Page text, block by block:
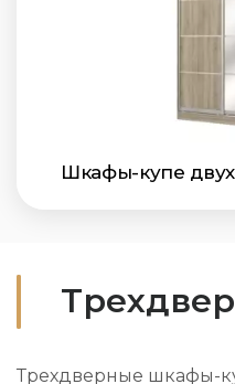
Шкафы-купе
Трехдверные шкафы-